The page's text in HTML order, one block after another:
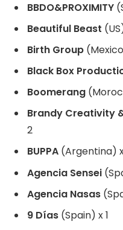
BBDO&PROXIMITY
Beautiful Beast
Birth Group
Black Box
Boomerang
Brandy Creativity
2
BUPPA (Argentina) x
Agencia Sensei
Agencia Nasas
9 Días (Spain) x 1